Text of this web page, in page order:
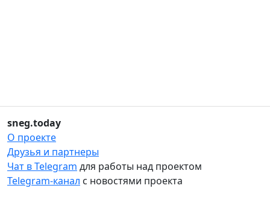
sneg.today
О проекте
Друзья и партнеры
Чат в Telegram для работы над проектом
Telegram-канал с новостями проекта